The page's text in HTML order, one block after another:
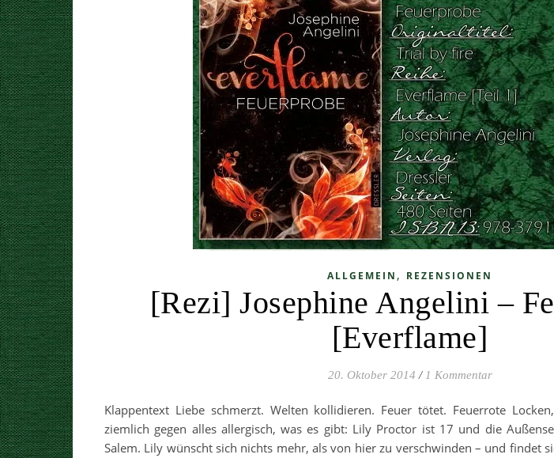
ALLGEMEIN , REZENSIONEN
[Rezi] Josephine Angelini –
[Everflame]
20. Oktober 2014 / 1 Kommentar
Klappentext Liebe schmerzt. Welten kollidieren. Feuer tötet. Feuerrote
ziemlich gegen alles allergisch, was es gibt: Lily Proctor ist 17 und die
Salem. Lily wünscht sich nichts mehr, als von hier zu verschwinden – und findet